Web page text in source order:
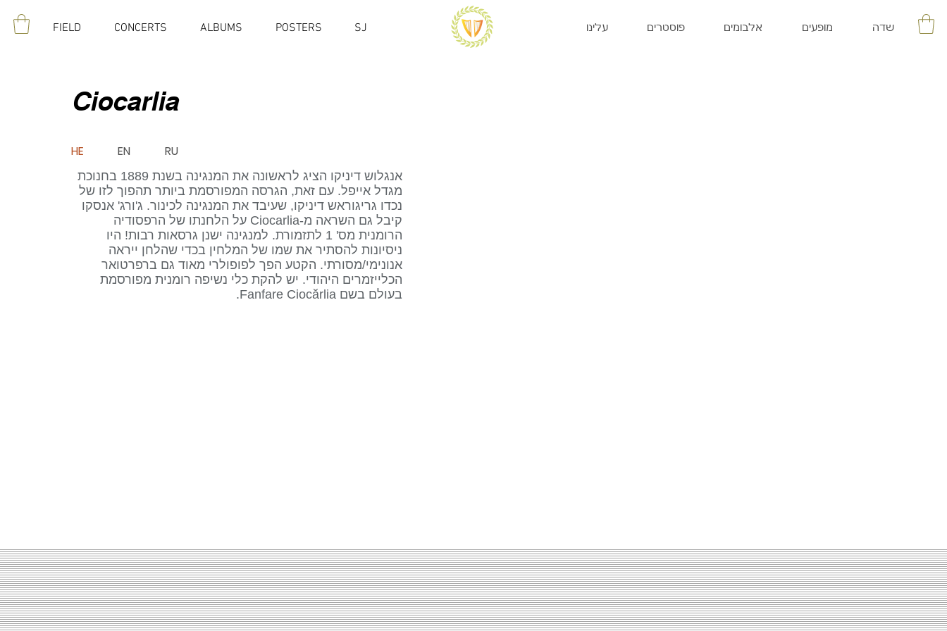
שדה מופעים אלבומים פוסטרים עלינו FIELD CONCERTS ALBUMS POSTERS SJ
Ciocarlia
RU
EN
HE
אנגלוש דיניקו הציג לראשונה את המנגינה בשנת 1889 בחנוכת
מגדל אייפל. עם זאת, הגרסה המפורסמת ביותר תהפוך לזו של
נכדו גריגוראש דיניקו, שעיבד את המנגינה לכינור. ג'ורג' אנסקו
קיבל גם השראה מ-Ciocarlia על הלחנתו של הרפסודיה
הרומנית מס' 1 לתזמורת. למנגינה ישנן גרסאות רבות! היו
ניסיונות להסתיר את שמו של המלחין בכדי שהלחן ייראה
אנונימי/מסורתי. הקטע הפך לפופולרי מאוד גם ברפרטואר
הכלייזמרים היהודי. יש להקת כלי נשיפה רומנית מפורסמת
בעולם בשם Fanfare Ciocărlia.